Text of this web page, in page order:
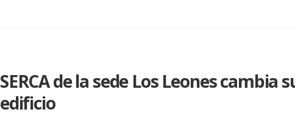
SERCA de la sede Los Leones
edificio